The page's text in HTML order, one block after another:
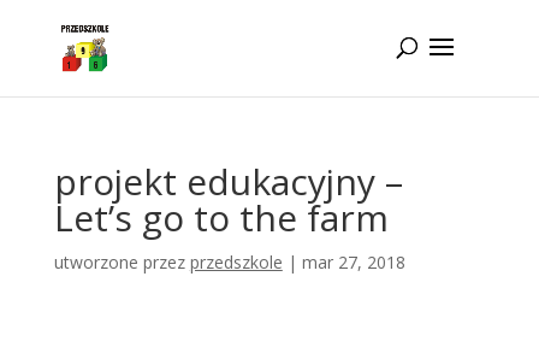
projekt edukacyjny –
Let’s go to the farm
utworzone przez przedszkole | mar 27, 2018